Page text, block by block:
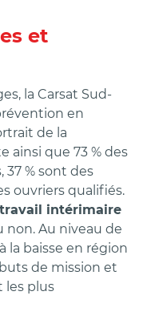
et
la Carsat Sud-
en
de la
ainsi que 73 % des
% sont des
ouvriers qualifiés.
travail intérimaire
non. Au niveau de
la baisse en région
de mission et
les plus